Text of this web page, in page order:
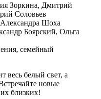
Зоркина, Дмитрий
Соловьев
Шоха
Боярский, Ольга
семейный
весь белый свет, а
новые
близких!